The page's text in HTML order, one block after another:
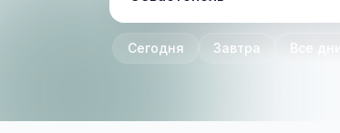
Сегодня Завтра Все дни